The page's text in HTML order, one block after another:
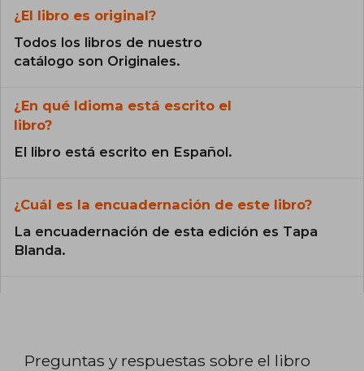
¿El libro es original?
Todos los libros de nuestro
catálogo son Originales.
¿En qué Idioma está escrito el
libro?
El libro está escrito en Español.
¿Cuál es la encuadernación de este libro?
La encuadernación de esta edición es Tapa
Blanda.
Preguntas y respuestas sobre el libro